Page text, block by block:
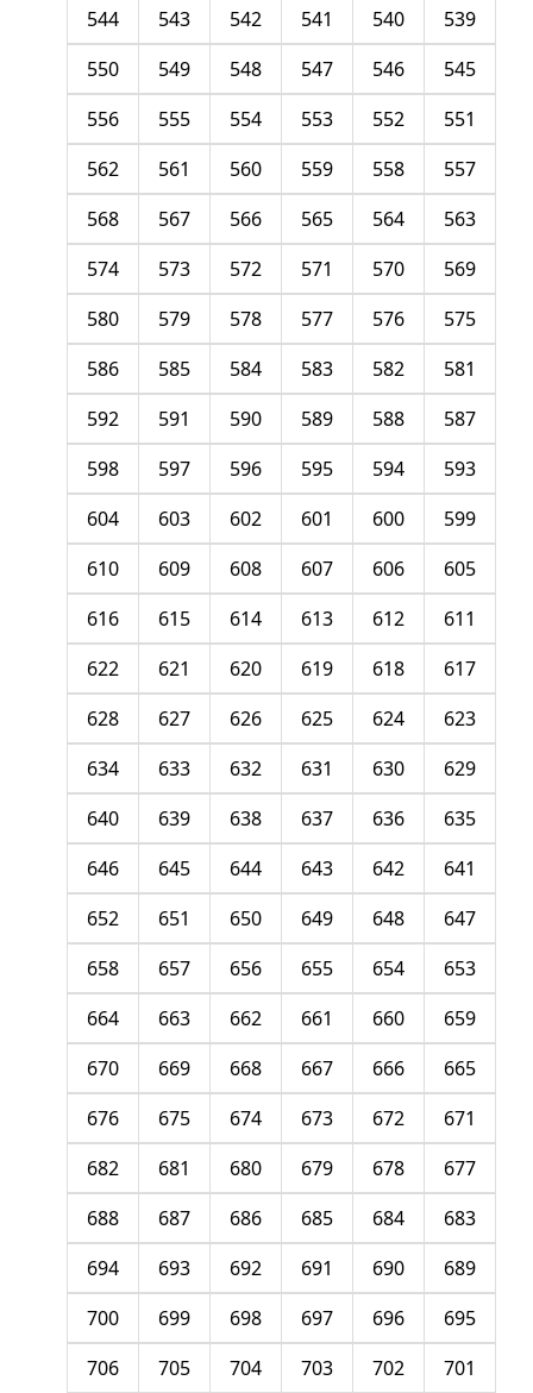
539
540
541
542
543
544
545
546
547
548
549
550
551
552
553
554
555
556
557
558
559
560
561
562
563
564
565
566
567
568
569
570
571
572
573
574
575
576
577
578
579
580
581
582
583
584
585
586
587
588
589
590
591
592
593
594
595
596
597
598
599
600
601
602
603
604
605
606
607
608
609
610
611
612
613
614
615
616
617
618
619
620
621
622
623
624
625
626
627
628
629
630
631
632
633
634
635
636
637
638
639
640
641
642
643
644
645
646
647
648
649
650
651
652
653
654
655
656
657
658
659
660
661
662
663
664
665
666
667
668
669
670
671
672
673
674
675
676
677
678
679
680
681
682
683
684
685
686
687
688
689
690
691
692
693
694
695
696
697
698
699
700
701
702
703
704
705
706